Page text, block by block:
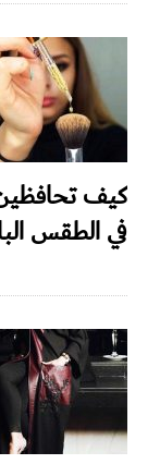
كيف
في الطقس